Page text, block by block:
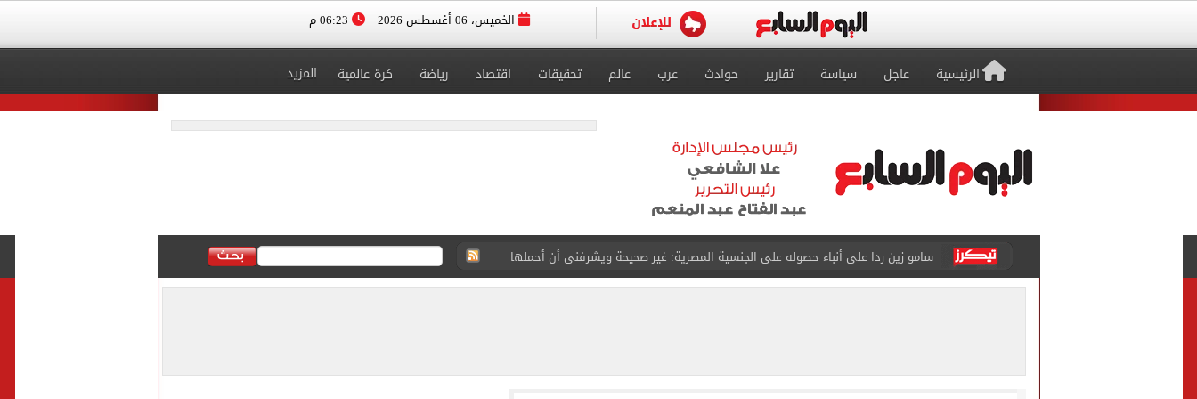
الخميس، 06 أغسطس 2026
الرئيسية عاجل سياسة تقارير حوادث عرب عالم تحقيقات اقتصاد رياضة كرة عالمية المزيد
سامو زين ردا على أنباء حصوله على الجنسية المصرية: غير صحيحة ويشرفنى أن أحملها